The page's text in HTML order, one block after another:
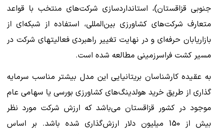
جنوبی قزاقستان)، استانداردسازی شرکت‌های منتخب با قواعد
متعارف شرکت‌های کشاورزی بین‌المللی، استفاده از شبکه‌ای از
بازاریابان حرفه‌ای و در نهایت تغییر راهبردی فعالیتهای شرکت در
مسیر کشت فراسرزمینی مطالعه شده است.
به عقیده کارشناسان بریتانیایی این مدل بیشتر مناسب سرمایه
گذاری از طریق خرید هولدینگ‌های کشاورزی بورسی یا سهامی عام
موجود در کشور قزاقستان می‌باشد که ارزش شرکت مورد نظر
بیش از 150 میلیون دلار ارزش‌گذاری شده باشد. بر اساس